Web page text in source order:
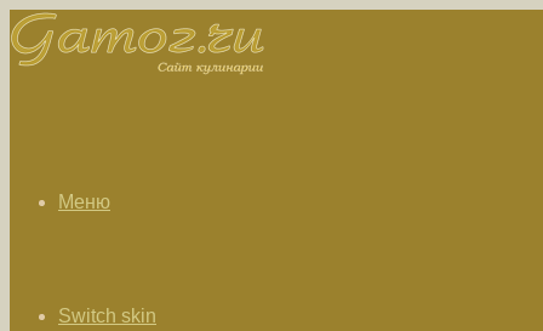
Меню
Switch skin